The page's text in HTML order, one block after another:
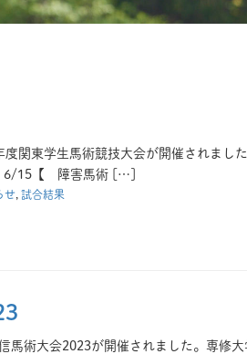
関東学生馬術競技大会が開催されまし
6/15【 障害馬術 […]
せ, 試合結果
術大会2023が開催されました。専修